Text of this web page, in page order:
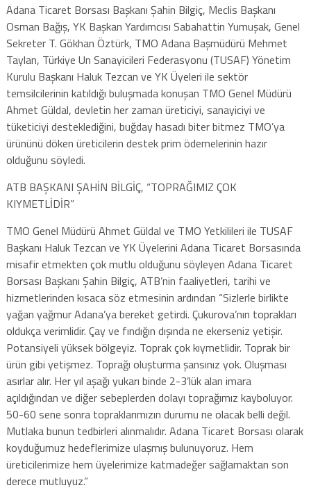
Adana Ticaret Borsası Başkanı Şahin Bilgiç, Meclis Başkanı
Osman Bağış, YK Başkan Yardımcısı Sabahattin Yumuşak, Genel
Sekreter T. Gökhan Öztürk, TMO Adana Başmüdürü Mehmet
Taylan, Türkiye Un Sanayicileri Federasyonu (TUSAF) Yönetim
Kurulu Başkanı Haluk Tezcan ve YK Üyeleri ile sektör
temsilcilerinin katıldığı buluşmada konuşan TMO Genel Müdürü
Ahmet Güldal, devletin her zaman üreticiyi, sanayiciyi ve
tüketiciyi desteklediğini, buğday hasadı biter bitmez TMO’ya
ürününü döken üreticilerin destek prim ödemelerinin hazır
olduğunu söyledi.
ATB BAŞKANI ŞAHİN BİLGİÇ, “TOPRAĞIMIZ ÇOK
KIYMETLİDİR”
TMO Genel Müdürü Ahmet Güldal ve TMO Yetkilileri ile TUSAF
Başkanı Haluk Tezcan ve YK Üyelerini Adana Ticaret Borsasında
misafir etmekten çok mutlu olduğunu söyleyen Adana Ticaret
Borsası Başkanı Şahin Bilgiç, ATB’nin faaliyetleri, tarihi ve
hizmetlerinden kısaca söz etmesinin ardından “Sizlerle birlikte
yağan yağmur Adana’ya bereket getirdi. Çukurova’nın toprakları
oldukça verimlidir. Çay ve fındığın dışında ne ekerseniz yetişir.
Potansiyeli yüksek bölgeyiz. Toprak çok kıymetlidir. Toprak bir
ürün gibi yetişmez. Toprağı oluşturma şansınız yok. Oluşması
asırlar alır. Her yıl aşağı yukarı binde 2-3’lük alan imara
açıldığından ve diğer sebeplerden dolayı toprağımız kayboluyor.
50-60 sene sonra topraklarımızın durumu ne olacak belli değil.
Mutlaka bunun tedbirleri alınmalıdır. Adana Ticaret Borsası olarak
koyduğumuz hedeflerimize ulaşmış bulunuyoruz. Hem
üreticilerimize hem üyelerimize katmadeğer sağlamaktan son
derece mutluyuz.”